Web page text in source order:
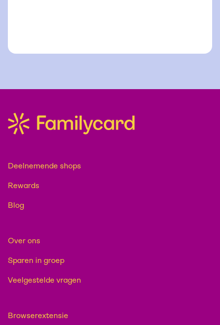
Deelnemende shops
Rewards
Blog
Over ons
Sparen in groep
Veelgestelde vragen
Browserextensie